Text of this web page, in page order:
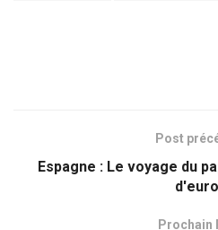
Post
Espagne : Le voyage du
Prochain